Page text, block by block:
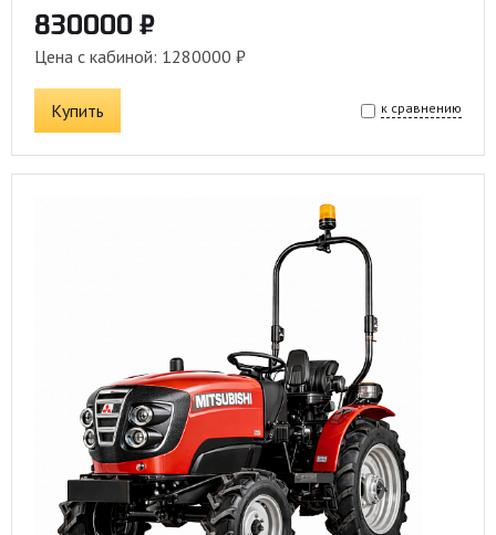
830000 ₽
Цена с кабиной: 1280000 ₽
Купить к сравнению